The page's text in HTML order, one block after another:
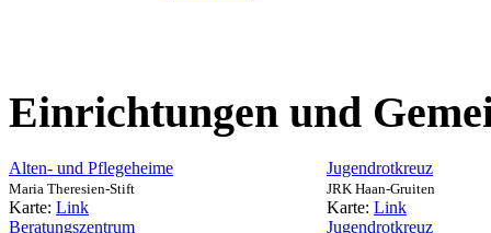
Einrichtungen und
Alten- und Pflegeheime
Maria Theresien-Stift
Karte: Link
Jugendrotkreuz
JRK Haan-Gruiten
Karte: Link
Beratungszentrum
Jugendrotkreuz